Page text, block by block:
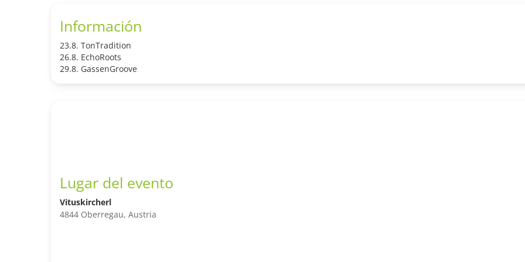
Información
23.8. TonTradition
26.8. EchoRoots
29.8. GassenGroove
Lugar del evento
Vituskircherl
4844 Oberregau, Austria